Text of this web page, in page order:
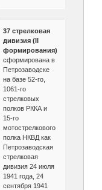
37 стрелковая
дивизия (II
формирования)
сформирована в
Петрозаводске
на базе 52-го,
1061-го
стрелковых
полков РККА и
15-го
мотострелкового
полка НКВД как
Петрозаводская
стрелковая
дивизия 24 июля
1941 года, 24
сентября 1941